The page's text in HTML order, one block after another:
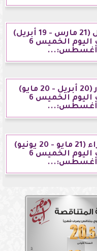
برج الحمل (21 مارس - 19 أبريل)
حظك اليوم الخميس 6
أغسطس:...
برج الثور (20 أبريل - 20 مايو)
حظك اليوم الخميس 6
أغسطس:...
برج الجوزاء (21 مايو - 20 يونيو)
حظك اليوم الخميس 6
أغسطس:...